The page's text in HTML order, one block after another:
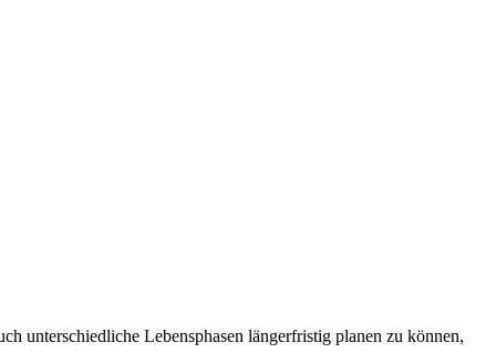
unterschiedliche Lebensphasen längerfristig planen zu können,